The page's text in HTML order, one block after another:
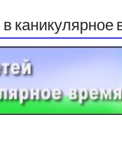
каникулярное